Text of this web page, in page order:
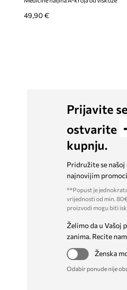
49,90 €
Prijavite
ostvarite
kupnju.
Pridružite se
najnovijim
**Popust je
vrijednosti od min.
proizvodi mogu biti
Želimo da u Vašoj
zanima. Recite
Ženska
Odabir ponude nije